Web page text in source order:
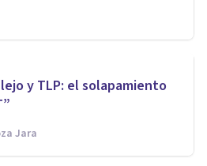
y TLP: el solapamiento
Jara